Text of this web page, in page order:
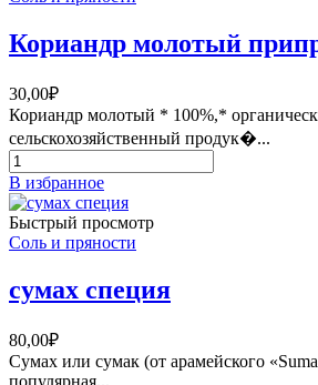
г
Кориандр молотый
30,00₽
Кориандр молотый * 100%,*
сельскохозяйственный продук�...
Количество
товара
Кориандр
молотый
приправа
г
В избранное
Быстрый просмотр
Соль и пряности
сумах специя
80,00₽
Сумах или сумак (от арамейского
популярная...